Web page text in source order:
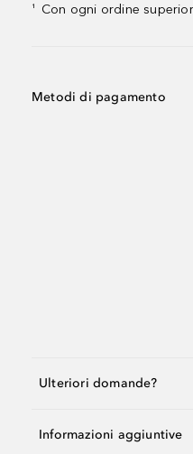
¹ Con ogni ordine
Metodi di pagamento
Ulteriori domande?
Informazioni aggiuntive